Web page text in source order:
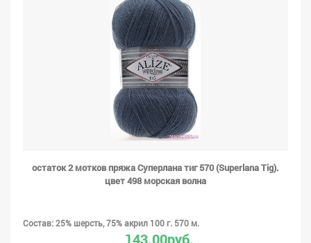
остаток 2 мотков пряжа Суперлана тиг 570 (Superlana Tig).
цвет 498 морская волна
Состав: 25% шерсть, 75% акрил 100 г. 570 м.
143.00руб.